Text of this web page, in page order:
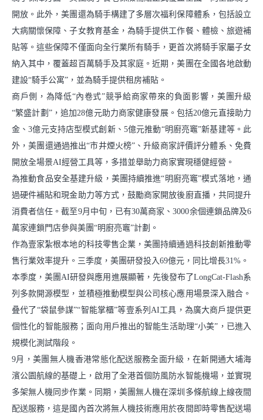
開放。此外，美團還為騎手構建了多層次福利保障體系，包括設立
大病關懷保障、子女教育基金，為騎手提供工作餐、體檢、旅遊補
貼等。這些保障不僅面向全行業所有騎手，更首次將騎手家屬子女
納入其中，覆蓋超百萬騎手及其家庭。近期，美團在全國各地啟動
建設“騎手公寓”，並為騎手提供租房補貼。
商戶側，為降低“內卷式”競爭給商家帶來的負面影響，美團升級
“繁盛計劃”，追加28億元助力商家健康發展。包括20億元直接助力
金、3億元支持店型模式創新、5億元推動“明廚亮竈”新基建等。此
外，美團還通過推出“市井煙火榜”、升級商家評價評分體系、免費
開放全場景AI經營工具等，多措並舉助力商家實現穩健經營。
為推動食品安全基建升級，美團持續推進“明廚亮竈”模式落地，通
過硬件補貼和現金助力等方式，鼓勵商家開放後廚直播，共同提升
消費者信任。截至9月中旬，已有30萬商家、3000余個連鎖品牌及6
萬家連鎖門店參與美團“明廚亮竈”計劃。
作為壹家紮根本地的科技零售企業，美團持續通過科技創新推動零
售行業效率提升。三季度，美團研發投入69億元，同比增長31%。
本季度，美團AI研發與應用進展顯著，先後發布了LongCat-Flash系
列多款開源模型，並積極推動模型與公司核心應用場景深入融合。
叠代了“袋鼠參謀”“智能掌櫃”等壹系列AI工具，為廣大商戶提供更
個性化的智能服務；面向用戶推出的智能生活助理“小美”，已進入
規模化測試階段。
9月，美團無人機香港常態化配送服務全面升級，在新開通大埔海
濱公園航線的基礎上，啟用了全港首個防風防水智能機場，並實現
多架無人機同步作業。同期，美團無人機在深圳多條航線上線夜間
配送服務，這是國內首次將無人機技術應用於夜間即時零售配送場